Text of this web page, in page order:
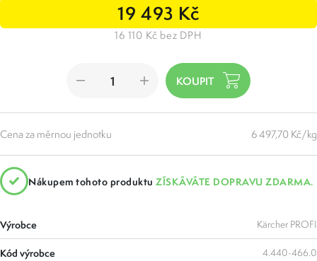
19 493 Kč
16 110 Kč bez DPH
Cena za měrnou jednotku 6 497,70 Kč/kg
Nákupem tohoto produktu ZÍSKÁVÁTE DOPRAVU ZDARMA.
Výrobce Kärcher PROFI
Kód výrobce 4.440-466.0